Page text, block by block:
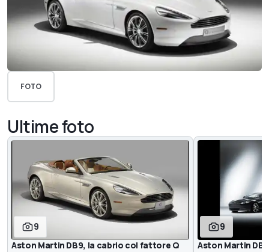
FOTO
Ultime foto
9
Aston Martin DB9, la cabrio col fattore Q
9
Aston Martin